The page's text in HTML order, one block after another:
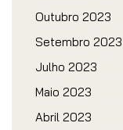
Outubro 2023
Setembro 2023
Julho 2023
Maio 2023
Abril 2023